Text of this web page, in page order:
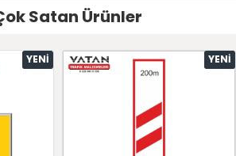
Satan Ürünler
YENI YENI